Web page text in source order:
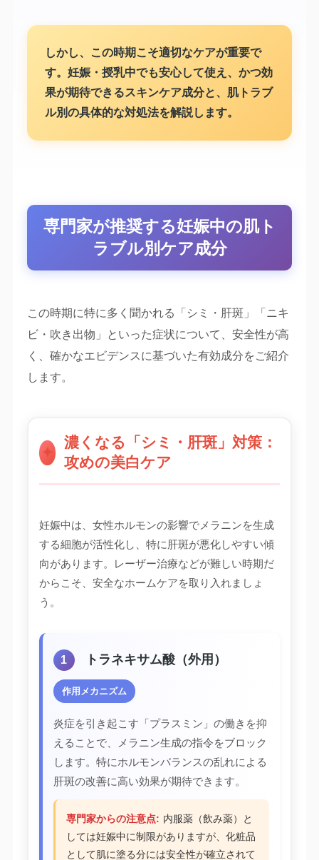
しかし、この時期こそ適切なケアが重要で
す。妊娠・授乳中でも安心して使え、かつ効
果が期待できるスキンケア成分と、肌トラブ
ル別の具体的な対処法を解説します。
専門家が推奨する妊娠中の肌ト
ラブル別ケア成分
この時期に特に多く聞かれる「シミ・肝斑」「ニキ
ビ・吹き出物」といった症状について、安全性が高
く、確かなエビデンスに基づいた有効成分をご紹介
します。
✦
濃くなる「シミ・肝斑」対策：
攻めの美白ケア
妊娠中は、女性ホルモンの影響でメラニンを生成
する細胞が活性化し、特に肝斑が悪化しやすい傾
向があります。レーザー治療などが難しい時期だ
からこそ、安全なホームケアを取り入れましょ
う。
1 トラネキサム酸（外用）
作用メカニズム
炎症を引き起こす「プラスミン」の働きを抑
えることで、メラニン生成の指令をブロック
します。特にホルモンバランスの乱れによる
肝斑の改善に高い効果が期待できます。
専門家からの注意点: 内服薬（飲み薬）と
しては妊娠中に制限がありますが、化粧品
として肌に塗る分には安全性が確立されて